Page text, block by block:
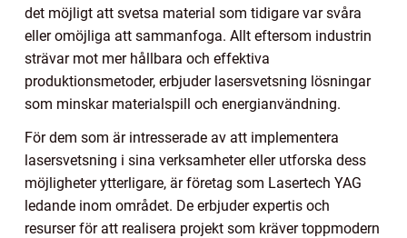
det möjligt att svetsa material som tidigare var svåra
eller omöjliga att sammanfoga. Allt eftersom industrin
strävar mot mer hållbara och effektiva
produktionsmetoder, erbjuder lasersvetsning lösningar
som minskar materialspill och energianvändning.
För dem som är intresserade av att implementera
lasersvetsning i sina verksamheter eller utforska dess
möjligheter ytterligare, är företag som Lasertech YAG
ledande inom området. De erbjuder expertis och
resurser för att realisera projekt som kräver toppmodern